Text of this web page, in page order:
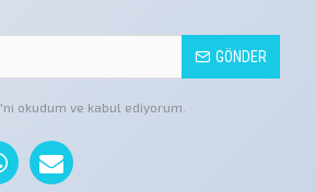
GÖNDER
'ni okudum ve kabul ediyorum.